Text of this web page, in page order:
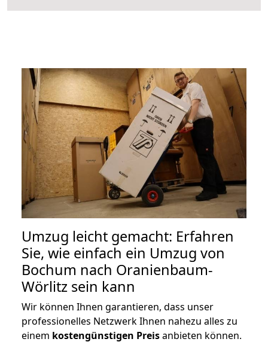
Umzug leicht gemacht: Erfahren
Sie, wie einfach ein Umzug von
Bochum nach Oranienbaum-
Wörlitz sein kann
Wir können Ihnen garantieren, dass unser
professionelles Netzwerk Ihnen nahezu alles zu
einem kostengünstigen Preisanbieten können.